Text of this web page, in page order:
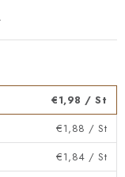
€1,98 / St
€1,88 / St
€1,84 / St